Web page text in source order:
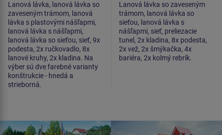
Lanová lávka, lanová lávka so
zaveseným trámom, lanová
lávka s plastovými nášľapmi,
lanová lávka s nášľapmi,
lanová lávka so sieťou, sieť, 9x
podesta, 2x ručkovadlo, 8x
lanové kruhy, 2x kladina. Na
výber sú dve farebné varianty
konštrukcie - hnedá a
strieborná.
Lanová lávka so zaveseným
trámom, lanová lávka so
sieťou, lanová lávka s
nášľapmi, sieť, preliezacie
tunel, 2x kladina, 8x podesta,
2x vež, 2x šmýkačka, 4x
bariéra, 2x kolmý rebrík.